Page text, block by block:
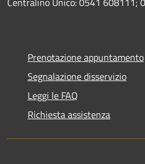
Prenotazione appuntamento
Segnalazione disservizio
Leggi le FAQ
Richiesta assistenza